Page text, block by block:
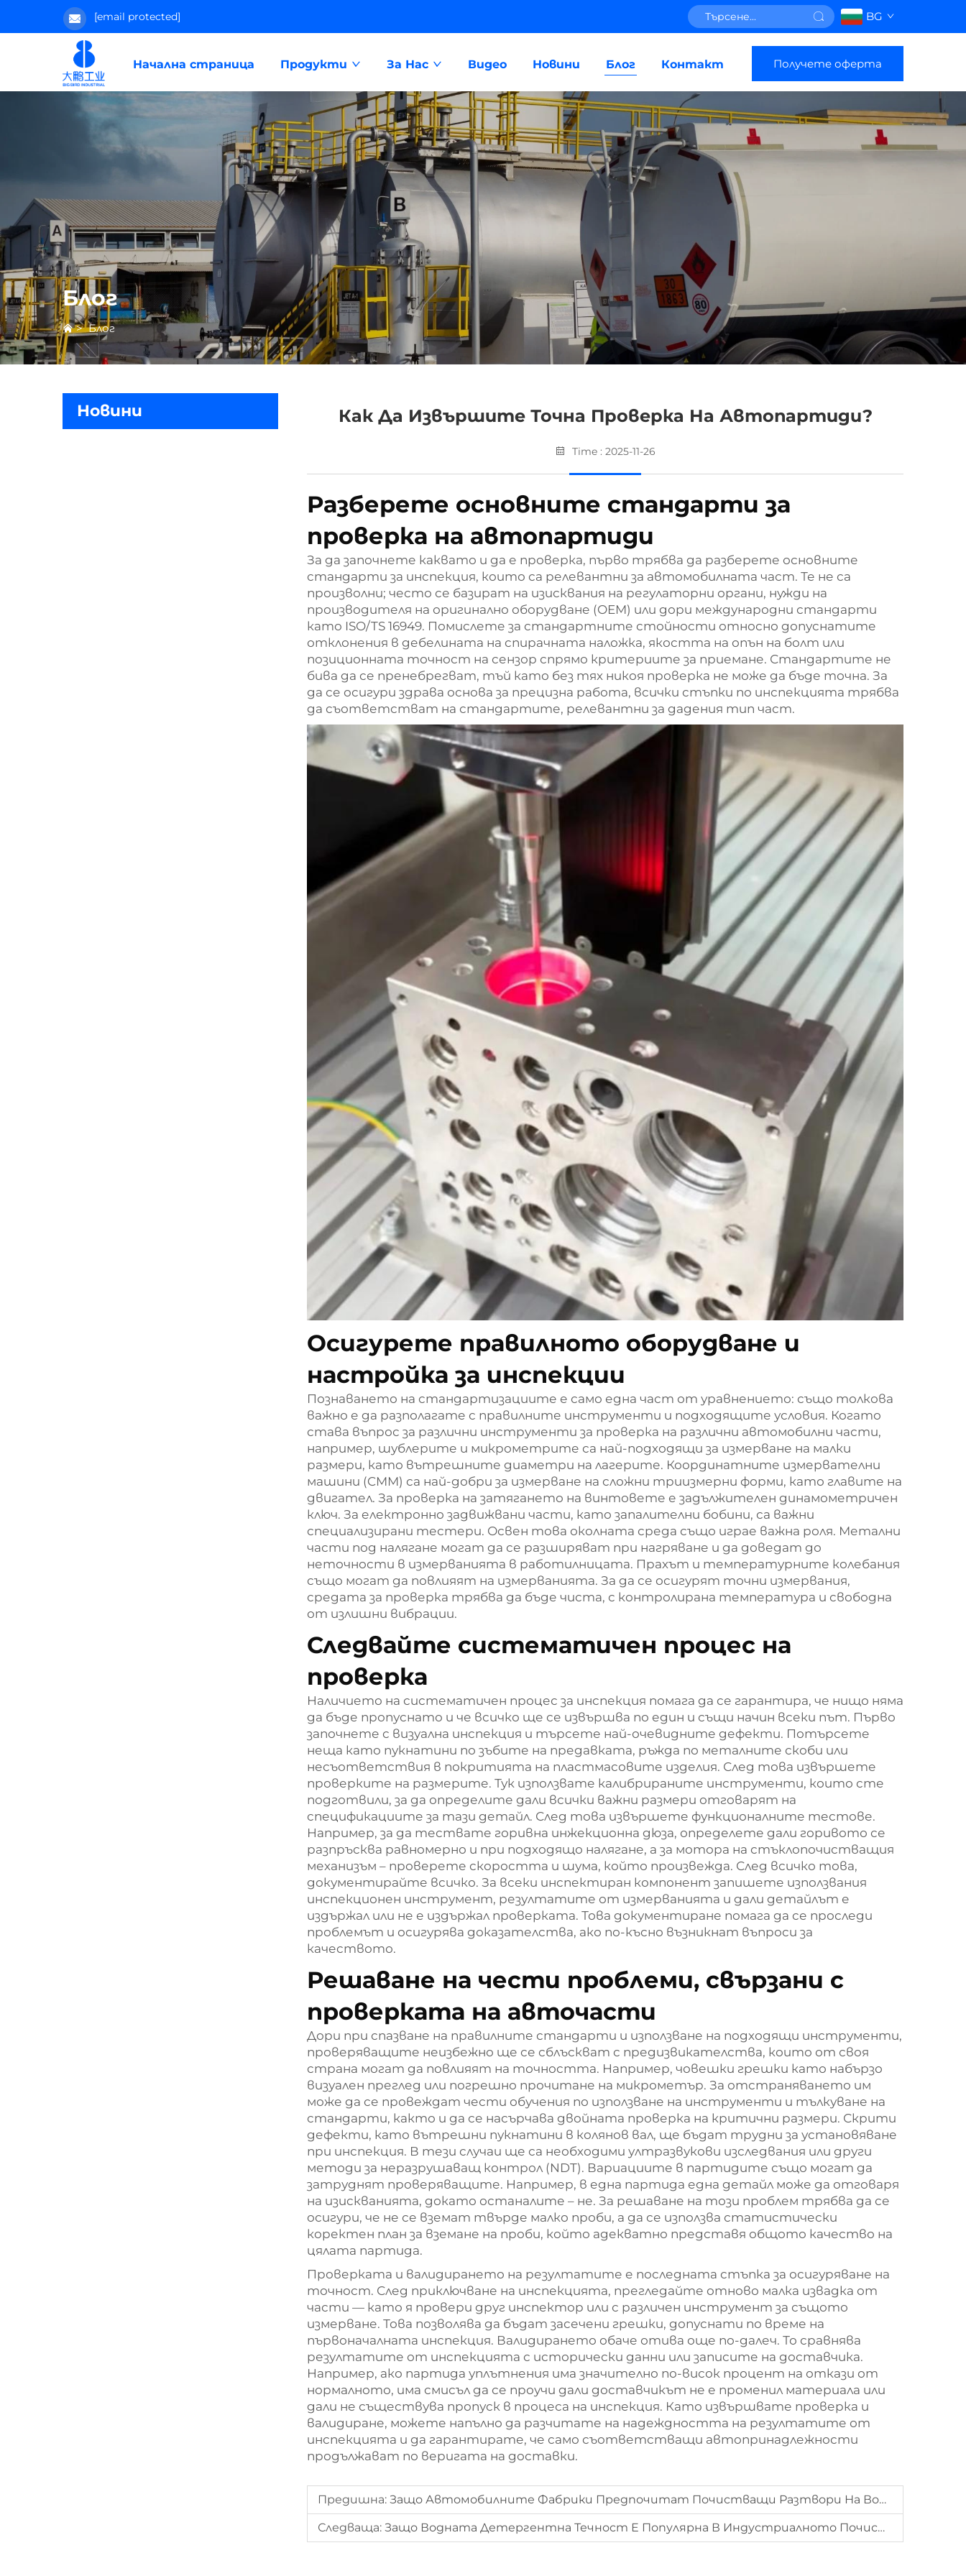
[email protected] BG
Начална страница Продукти За Нас Видео Новини Блог Контакт Получете оферта
Блог
>Блог
Новини Как Да Извършите Точна Проверка На Автопартиди?
Time : 2025-11-26
Разберете основните стандарти за
проверка на автопартиди
За да започнете каквато и да е проверка, първо трябва да разберете основните
стандарти за инспекция, които са релевантни за автомобилната част. Те не са
произволни; често се базират на изисквания на регулаторни органи, нужди на
производителя на оригинално оборудване (OEM) или дори международни стандарти
като ISO/TS 16949. Помислете за стандартните стойности относно допуснатите
отклонения в дебелината на спирачната наложка, якостта на опън на болт или
позиционната точност на сензор спрямо критериите за приемане. Стандартите не
бива да се пренебрегват, тъй като без тях никоя проверка не може да бъде точна. За
да се осигури здрава основа за прецизна работа, всички стъпки по инспекцията трябва
да съответстват на стандартите, релевантни за дадения тип част.
Осигурете правилното оборудване и
настройка за инспекции
Познаването на стандартизациите е само една част от уравнението: също толкова
важно е да разполагате с правилните инструменти и подходящите условия. Когато
става въпрос за различни инструменти за проверка на различни автомобилни части,
например, шублерите и микрометрите са най-подходящи за измерване на малки
размери, като вътрешните диаметри на лагерите. Координатните измервателни
машини (CMM) са най-добри за измерване на сложни триизмерни форми, като главите на
двигател. За проверка на затягането на винтовете е задължителен динамометричен
ключ. За електронно задвижвани части, като запалителни бобини, са важни
специализирани тестери. Освен това околната среда също играе важна роля. Метални
части под налягане могат да се разширяват при нагряване и да доведат до
неточности в измерванията в работилницата. Прахът и температурните колебания
също могат да повлияят на измерванията. За да се осигурят точни измервания,
средата за проверка трябва да бъде чиста, с контролирана температура и свободна
от излишни вибрации.
Следвайте систематичен процес на
проверка
Наличието на систематичен процес за инспекция помага да се гарантира, че нищо няма
да бъде пропуснато и че всичко ще се извършва по един и същи начин всеки път. Първо
започнете с визуална инспекция и търсете най-очевидните дефекти. Потърсете
неща като пукнатини по зъбите на предавката, ръжда по металните скоби или
несъответствия в покритията на пластмасовите изделия. След това извършете
проверките на размерите. Тук използвате калибрираните инструменти, които сте
подготвили, за да определите дали всички важни размери отговарят на
спецификациите за тази детайл. След това извършете функционалните тестове.
Например, за да тествате горивна инжекционна дюза, определете дали горивото се
разпръсква равномерно и при подходящо налягане, а за мотора на стъклопочистващия
механизъм – проверете скоростта и шума, който произвежда. След всичко това,
документирайте всичко. За всеки инспектиран компонент запишете използвания
инспекционен инструмент, резултатите от измерванията и дали детайлът е
издържал или не е издържал проверката. Това документиране помага да се проследи
проблемът и осигурява доказателства, ако по-късно възникнат въпроси за
качеството.
Решаване на чести проблеми, свързани с
проверката на авточасти
Дори при спазване на правилните стандарти и използване на подходящи инструменти,
проверяващите неизбежно ще се сблъскват с предизвикателства, които от своя
страна могат да повлияят на точността. Например, човешки грешки като набързо
визуален преглед или погрешно прочитане на микрометър. За отстраняването им
може да се провеждат чести обучения по използване на инструменти и тълкуване на
стандарти, както и да се насърчава двойната проверка на критични размери. Скрити
дефекти, като вътрешни пукнатини в колянов вал, ще бъдат трудни за установяване
при инспекция. В тези случаи ще са необходими ултразвукови изследвания или други
методи за неразрушаващ контрол (NDT). Вариациите в партидите също могат да
затруднят проверяващите. Например, в една партида една детайл може да отговаря
на изискванията, докато останалите – не. За решаване на този проблем трябва да се
осигури, че не се вземат твърде малко проби, а да се използва статистически
коректен план за вземане на проби, който адекватно представя общото качество на
цялата партида.
Проверката и валидирането на резултатите е последната стъпка за осигуряване на
точност. След приключване на инспекцията, прегледайте отново малка извадка от
части — като я провери друг инспектор или с различен инструмент за същото
измерване. Това позволява да бъдат засечени грешки, допуснати по време на
първоначалната инспекция. Валидирането обаче отива още по-далеч. То сравнява
резултатите от инспекцията с исторически данни или записите на доставчика.
Например, ако партида уплътнения има значително по-висок процент на откази от
нормалното, има смисъл да се проучи дали доставчикът не е променил материала или
дали не съществува пропуск в процеса на инспекция. Като извършвате проверка и
валидиране, можете напълно да разчитате на надеждността на резултатите от
инспекцията и да гарантирате, че само съответстващи автопринадлежности
продължават по веригата на доставки.
Предишна: Защо Автомобилните Фабрики Предпочитат Почистващи Разтвори На Водна Основа?
Следваща: Защо Водната Детергентна Течност Е Популярна В Индустриалното Почистване?